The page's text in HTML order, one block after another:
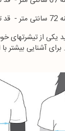
متر
از تیشرتهای خود
برای آشنایی بیشتر